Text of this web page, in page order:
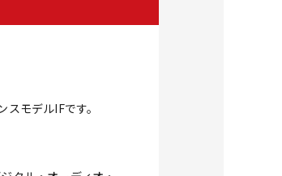
モデルIFです。